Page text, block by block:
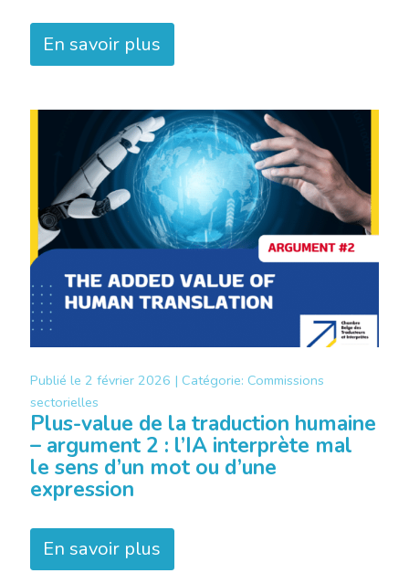
En savoir plus
Publié le 2 février 2026 | Catégorie: Commissions
sectorielles
Plus-value de la traduction humaine
– argument 2 : l’IA interprète mal
le sens d’un mot ou d’une
expression
En savoir plus